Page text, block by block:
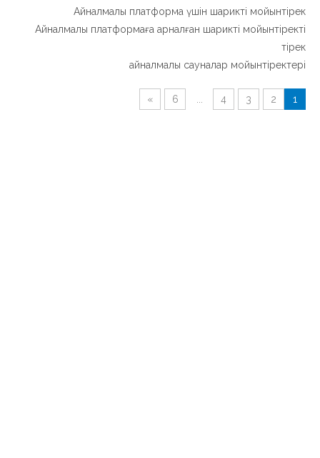
Айналмалы платформа үшін шарикті мойынтірек
Айналмалы платформаға арналған шарикті мойынтіректі
тірек
айналмалы сауналар мойынтіректері
1
2
3
4
6
»